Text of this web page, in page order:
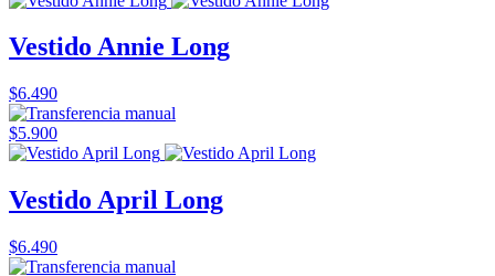
Vestido Annie Long
$6.490
$5.900
Vestido April Long
$6.490